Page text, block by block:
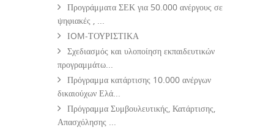
Προγράμματα ΣΕΚ για 50.000 ανέργους σε
ψηφιακές , ...
ΙOM-ΤΟΥΡΙΣΤΙΚΑ
Σχεδιασμός και υλοποίηση εκπαιδευτικών
προγραμμάτω...
Πρόγραμμα κατάρτισης 10.000 ανέργων
δικαιούχων Ελά...
Πρόγραμμα Συμβουλευτικής, Κατάρτισης,
Απασχόλησης ...